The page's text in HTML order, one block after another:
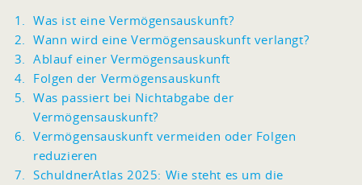
Was ist eine Vermögensauskunft?
Wann wird eine Vermögensauskunft verlangt?
Ablauf einer Vermögensauskunft
Folgen der Vermögensauskunft
Was passiert bei Nichtabgabe der
Vermögensauskunft?
Vermögensauskunft vermeiden oder Folgen
reduzieren
SchuldnerAtlas 2025: Wie steht es um die